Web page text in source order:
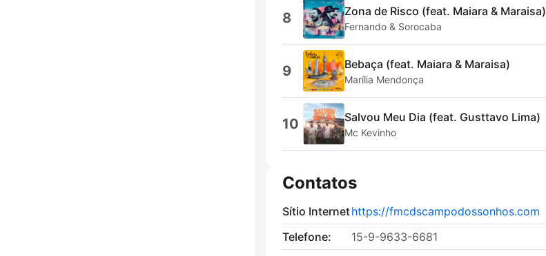
8 Zona de Risco (feat. Maiara & Maraisa)
Fernando & Sorocaba
9 Bebaça (feat. Maiara & Maraisa)
Marília Mendonça
10 Salvou Meu Dia (feat. Gusttavo Lima)
Mc Kevinho
Contatos
Sítio Internethttps://fmcdscampodossonhos.com
Telefone:
15-9-9633-6681